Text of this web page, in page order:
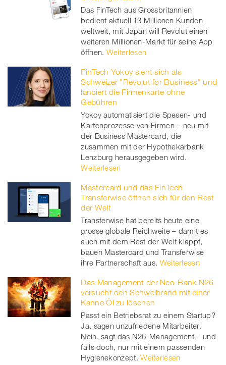
Das FinTech aus Grossbritannien
bedient aktuell 13 Millionen Kunden
weltweit, mit Japan will Revolut einen
weiteren Millionen-Markt für seine App
öffnen. Weiterlesen
FinTech Yokoy sieht sich als
Schweizer "Revolut for Business" und
lanciert die Firmenkarte ohne
Gebühren
Yokoy automatisiert die Spesen- und
Kartenprozesse von Firmen – neu mit
der Business Mastercard, die
zusammen mit der Hypothekarbank
Lenzburg herausgegeben wird.
Weiterlesen
Mastercard und das FinTech
Transferwise öffnen sich für den Rest
der Welt
Transferwise hat bereits heute eine
grosse globale Reichweite – damit es
auch mit dem Rest der Welt klappt,
bauen Mastercard und Transferwise
ihre Partnerschaft aus. Weiterlesen
Das Management der Neo-Bank N26
versucht den Schwelbrand mit einer
Kanne Öl zu löschen
Passt ein Betriebsrat zu einem Startup?
Ja, sagen unzufriedene Mitarbeiter.
Nein, sagt das N26-Management – und
falls doch, nur mit einem passenden
Hygienekonzept. Weiterlesen